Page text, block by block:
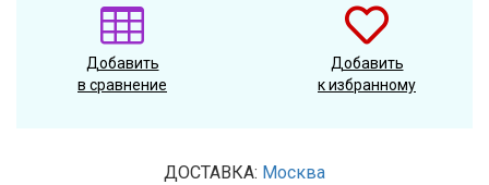
Добавить
в сравнение
Добавить
к избранному
ДОСТАВКА: Москва